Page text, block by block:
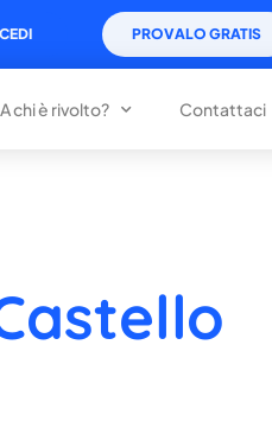
PROVALO GRATIS
A chi è rivolto? Contattaci